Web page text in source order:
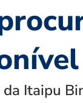
Itaipu